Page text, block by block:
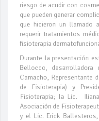
riesgo de acudir con
que pueden generar
que hicieron un llamado
requerir tratamientos
fisioterapia
Durante la presentación
Bellocco,
Camacho, Representante
de Fisioterapia) y
Fisioterapia; la Lic.
Asociación de
y el Lic. Erick